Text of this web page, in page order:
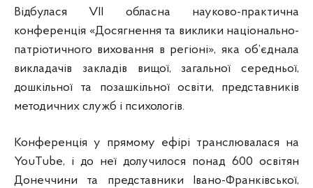
Відбулася VІІ обласна науково-практична
конференція «Досягнення та виклики національно-
патріотичного виховання в регіоні», яка об’єднала
викладачів закладів вищої, загальної середньої,
дошкільної та позашкільної освіти, представників
методичних служб і психологів.
Конференція у прямому ефірі транслювалася на
YouTube, і до неї долучилося понад 600 освітян
Донеччини та представники Івано-Франківської,